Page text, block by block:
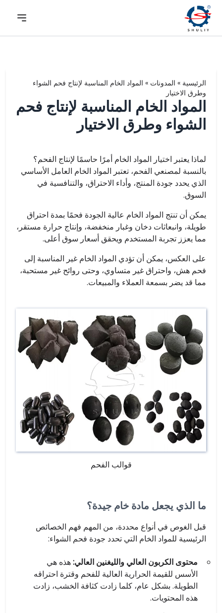
الرئيسية » المدونات » المواد الخام المناسبة لإنتاج فحم الشواء
وطرق الاختيار
المواد الخام المناسبة لإنتاج فحم
الشواء وطرق الاختيار
لماذا يعتبر اختيار المواد الخام أمرًا حاسمًا لإنتاج الفحم؟
بالنسبة لمصنعي الفحم، تعتبر المواد الخام العامل الأساسي
الذي يحدد جودة المنتج، وأداء الاحتراق، والتنافسية في
السوق.
يمكن أن تنتج المواد الخام عالية الجودة فحمًا بمدة احتراق
طويلة، وانبعاثات دخان وغبار منخفضة، وإنتاج حرارة مستقر،
مما يعزز تجربة المستخدم ويحقق أسعار سوق أعلى.
على العكس، يمكن أن تؤدي المواد الخام غير المناسبة إلى
فحم هش، واحتراق غير متساوي، وحتى روائح غير مستحبة،
مما قد يضر بسمعة العملاء والمبيعات.
قوالب الفحم
ما الذي يجعل مادة خام جيدة؟
قبل الغوص في أنواع محددة، من المهم فهم الخصائص
الرئيسية للمواد الخام التي تحدد جودة فحم الشواء:
محتوى الكربون العالي والليغنين العالي:هذه هي
الأسس للقيمة الحرارية العالية للفحم وقترة احتراقه
الطويلة. بشكل عام، كلما زادت كثافة الخشب، زادت
هذه المحتويات.